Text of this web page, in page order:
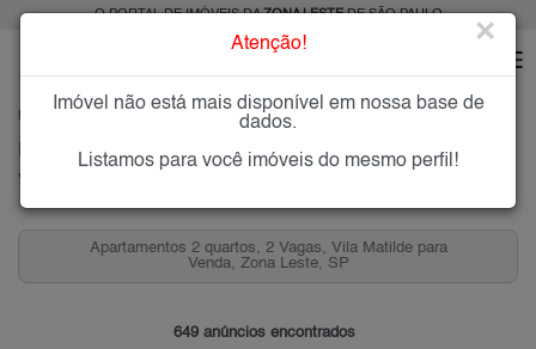
O PORTAL DE IMÓVEIS DAZONA LESTEDE SÃO PAULO
VILA MATILDE
Imóveis à Venda na Vila Matilde, Zona Leste de São Paulo
Vila Matilde, Zona Leste
Apartamentos 2 quartos, 2 Vagas, Vila Matilde para
Venda, Zona Leste, SP
649 anúncios encontrados
Atenção! ×
Imóvel não está mais disponível em nossa base de
dados.
Listamos para você imóveis do mesmo perfil!